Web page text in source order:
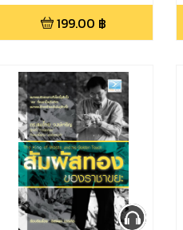
199.00 ฿